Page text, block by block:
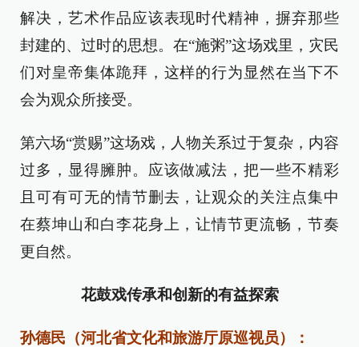
解决，艺术作品应该表现时代精神，摒弃那些
封建的、过时的思想。在“施粥”这场戏里，灾民
们对皇帝集体跪拜，这样的行为显然在当下不
会为观众所接受。
第六场“赏赐”这场戏，人物关系过于复杂，内容
过多，显得臃肿。应该做减法，把一些不精彩
且可有可无的情节删去，让观众的关注点集中
在蔡坤山和白李花身上，让情节更流畅，节奏
更自然。
花鼓戏传承和创新的有益探索
孙德民（河北省文化和旅游厅原巡视员）：